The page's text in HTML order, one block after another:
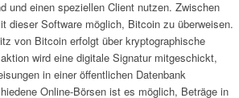
und einen speziellen Client nutzen. Zwischen
dieser Software möglich, Bitcoin zu überweisen.
von Bitcoin erfolgt über kryptographische
wird eine digitale Signatur mitgeschickt,
in einer öffentlichen Datenbank
Online-Börsen ist es möglich, Beträge in